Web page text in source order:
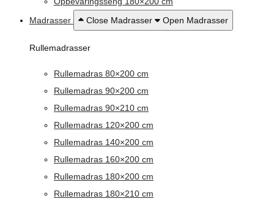
Madrasser
Close Madrasser Open Madrasser
Rullemadrasser
Rullemadras 80×200 cm
Rullemadras 90×200 cm
Rullemadras 90×210 cm
Rullemadras 120×200 cm
Rullemadras 140×200 cm
Rullemadras 160×200 cm
Rullemadras 180×200 cm
Rullemadras 180×210 cm